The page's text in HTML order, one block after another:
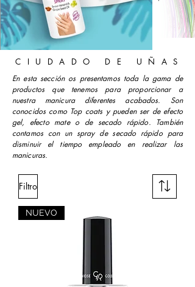
C I U D A D O D E U Ñ A S
En esta sección os presentamos toda la gama de
productos que tenemos para proporcionar a
nuestra manicura diferentes acabados. Son
conocidos como Top coats y pueden ser de efecto
gel, efecto mate o de secado rápido. También
contamos con un spray de secado rápido para
disminuir el tiempo empleado en realizar las
manicuras.
Filtro
NUEVO